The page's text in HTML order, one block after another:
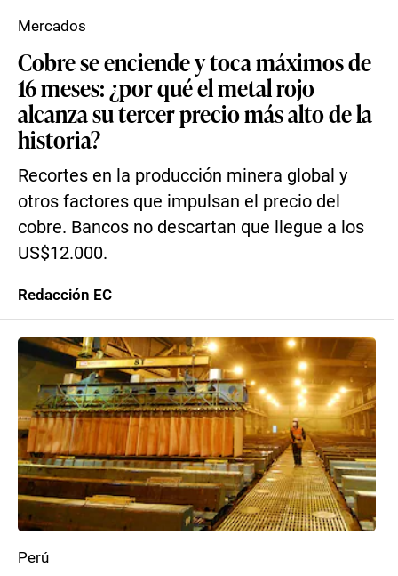
Cobre se enciende y toca máximos de
16 meses: ¿por qué el metal rojo
alcanza su tercer precio más alto de la
historia?
Recortes en la producción minera global y
otros factores que impulsan el precio del
cobre. Bancos no descartan que llegue a los
US$12.000.
Mercados
Redacción EC
Perú